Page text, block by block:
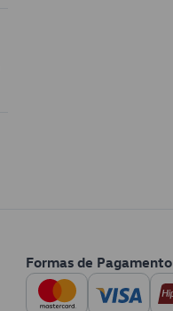
Formas de Pagamento